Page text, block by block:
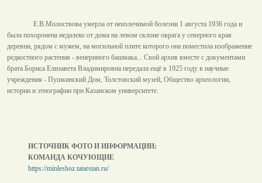
Е.В.Молоствова умерла от неизлечимой болезни 1 августа 1936 года и
была похоронена недалеко от дома на левом склоне оврага у северного края
деревни, рядом с мужем, на могильной плите которого она поместила изображение
редкостного растения - венериного башмака... Свой архив вместе с документами
брата Бориса Елизавета Владимировна передала ещё в 1925 году в научные
учреждения - Пушкинский Дом, Толстовский музей, Общество археологии,
истории и этнографии при Казанском университете.
ИСТОЧНИК ФОТО И ИНФОРМАЦИИ:
КОМАНДА КОЧУЮЩИЕ
https://minleshoz.tatarstan.ru/